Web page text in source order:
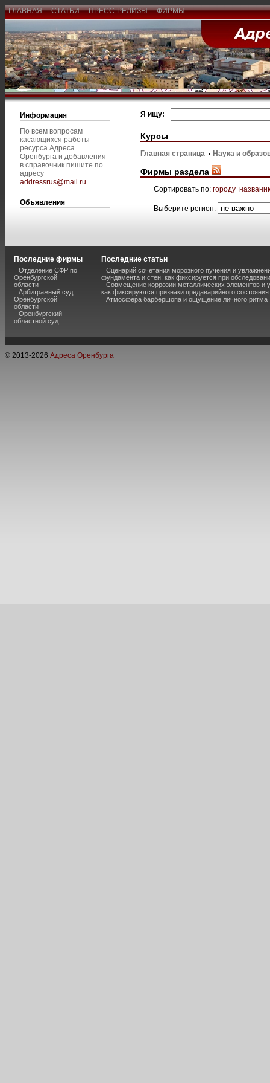
ГЛАВНАЯ СТАТЬИ ПРЕСС-РЕЛИЗЫ ФИРМЫ
Информация
По всем вопросам
касающихся работы
ресурса Адреса
Оренбурга и добавления
в справочник пишите по
адресу
addressrus@mail.ru.
Объявления
Я ищу:
Курсы
Главная страница Наука и
Фирмы раздела
Сортировать по: городу
Выберите регион:
Последние фирмы
Отделение СФР по
Оренбургской
области
Арбитражный суд
Оренбургской
области
Оренбургский
областной суд
Последние статьи
Сценарий сочетания морозного пучения и
фундамента и стен: как фиксируется при
Совмещение коррозии металлических элементов и
как фиксируются признаки предаварийного состояния
Атмосфера барбершопа и ощущение личного ритма
© 2013-2026 Адреса Оренбурга